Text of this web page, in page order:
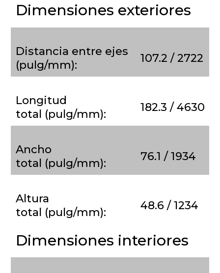
Dimensiones exteriores
Distancia entre ejes
(pulg/mm):
107.2 / 2722
Longitud
total (pulg/mm):
182.3 / 4630
Ancho
total (pulg/mm):
76.1 / 1934
Altura
total (pulg/mm):
48.6 / 1234
Dimensiones interiores